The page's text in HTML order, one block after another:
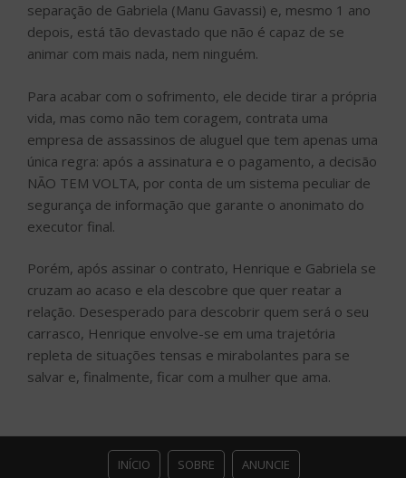
separação de Gabriela (Manu Gavassi) e, mesmo 1 ano
depois, está tão devastado que não é capaz de se
animar com mais nada, nem ninguém.
Para acabar com o sofrimento, ele decide tirar a própria
vida, mas como não tem coragem, contrata uma
empresa de assassinos de aluguel que tem apenas uma
única regra: após a assinatura e o pagamento, a decisão
NÃO TEM VOLTA, por conta de um sistema peculiar de
segurança de informação que garante o anonimato do
executor final.
Porém, após assinar o contrato, Henrique e Gabriela se
cruzam ao acaso e ela descobre que quer reatar a
relação. Desesperado para descobrir quem será o seu
carrasco, Henrique envolve-se em uma trajetória
repleta de situações tensas e mirabolantes para se
salvar e, finalmente, ficar com a mulher que ama.
INÍCIO SOBRE ANUNCIE